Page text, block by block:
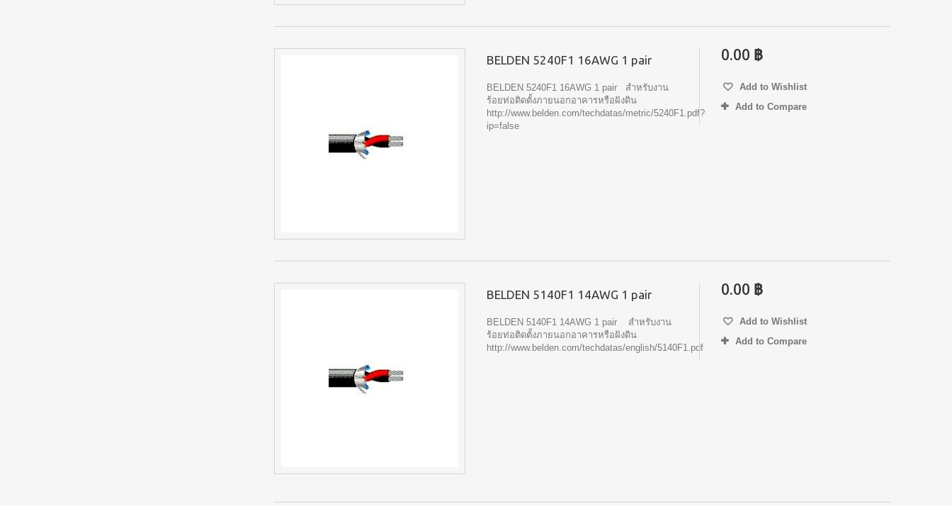
BELDEN 5240F1 16AWG 1 pair
BELDEN 5240F1 16AWG 1 pair สำหรับงาน
ร้อยท่อติดตั้งภายนอกอาคารหรือฝังดิน
http://www.belden.com/techdatas/metric/5240F1.pdf?
ip=false
0.00 ฿
Add to Wishlist
Add to Compare
BELDEN 5140F1 14AWG 1 pair
BELDEN 5140F1 14AWG 1 pair สำหรับงาน
ร้อยท่อติดตั้งภายนอกอาคารหรือฝังดิน
http://www.belden.com/techdatas/english/5140F1.pdf
0.00 ฿
Add to Wishlist
Add to Compare